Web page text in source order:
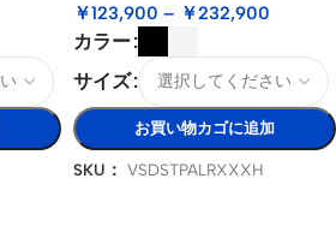
￥123,900 – ￥232,900
カラー
サイズ
お買い物カゴに追加
SKU： VSDSTPALRXXXH